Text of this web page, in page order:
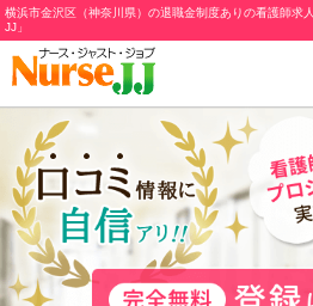
横浜市金沢区（神奈川県）の退職金制度ありの看護師求
JJ」